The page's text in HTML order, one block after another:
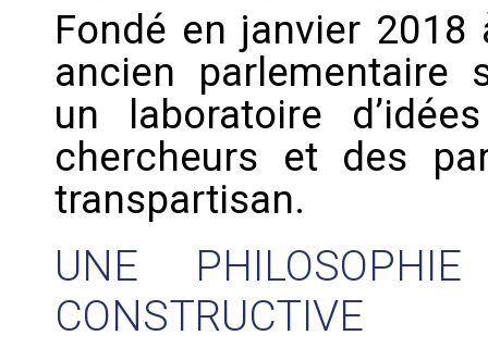
Fondé en janvier 2018
ancien parlementaire
un laboratoire
chercheurs et des
transpartisan.
UNE
CONSTRUCTIVE